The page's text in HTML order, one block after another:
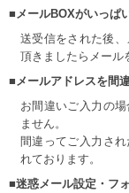
■メールBOXがいっぱ
送受信をされた後
頂きましたらメール
■メールアドレスを間
お間違いご入力の
ません。
間違ってご入力さ
れております。
■迷惑メール設定・フ